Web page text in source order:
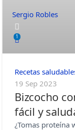
Sergio Robles
1
Recetas
19 Sep 2023
Bizcocho
fácil y
¿Tomas proteína